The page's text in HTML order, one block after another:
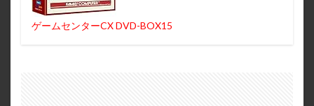
ゲームセンターCX DVD-BOX15